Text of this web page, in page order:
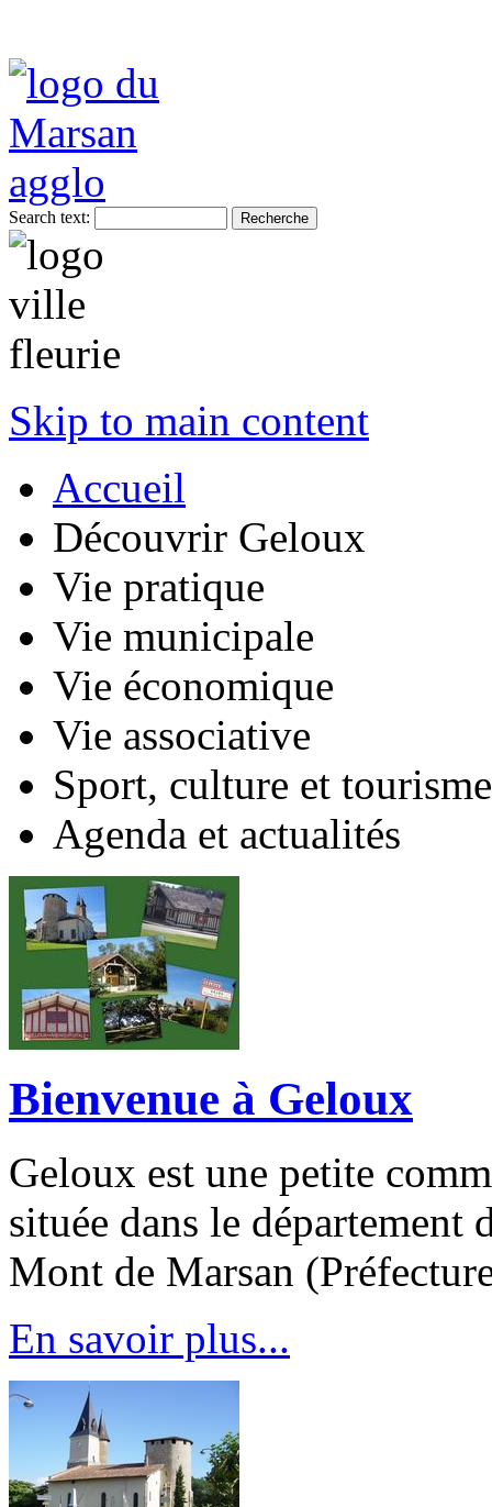
Search text:
Skip to main content
Accueil
Découvrir Geloux
Vie pratique
Vie municipale
Vie économique
Vie associative
Sport, culture et tourisme
Agenda et actualités
Bienvenue à Geloux
Geloux est une petite
située dans le département
Mont de Marsan
En savoir plus...